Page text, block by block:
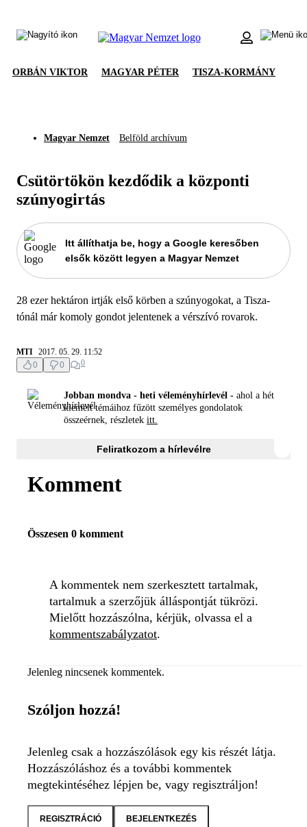
ORBÁN VIKTOR MAGYAR PÉTER TISZA-KORMÁNY
Magyar Nemzet Belföld archívum
Csütörtökön kezdődik a központi
szúnyogirtás
Itt állíthatja be, hogy a Google keresőben
elsők között legyen a Magyar Nemzet
28 ezer hektáron irtják első körben a szúnyogokat, a Tisza-
tónál már komoly gondot jelentenek a vérszívó rovarok.
MTI 2017. 05. 29. 11:52
0
0 0
Jobban mondva - heti véleményhírlevél - ahol a hét
kiemelt témáihoz fűzött személyes gondolatok
összeérnek, részletek itt.
Feliratkozom a hírlevélre
Komment
Összesen 0 komment
A kommentek nem szerkesztett tartalmak,
tartalmuk a szerzőjük álláspontját tükrözi.
Mielőtt hozzászólna, kérjük, olvassa el a
kommentszabályzatot.
Jelenleg nincsenek kommentek.
Szóljon hozzá!
Jelenleg csak a hozzászólások egy kis részét látja.
Hozzászóláshoz és a további kommentek
megtekintéséhez lépjen be, vagy regisztráljon!
REGISZTRÁCIÓ BEJELENTKEZÉS